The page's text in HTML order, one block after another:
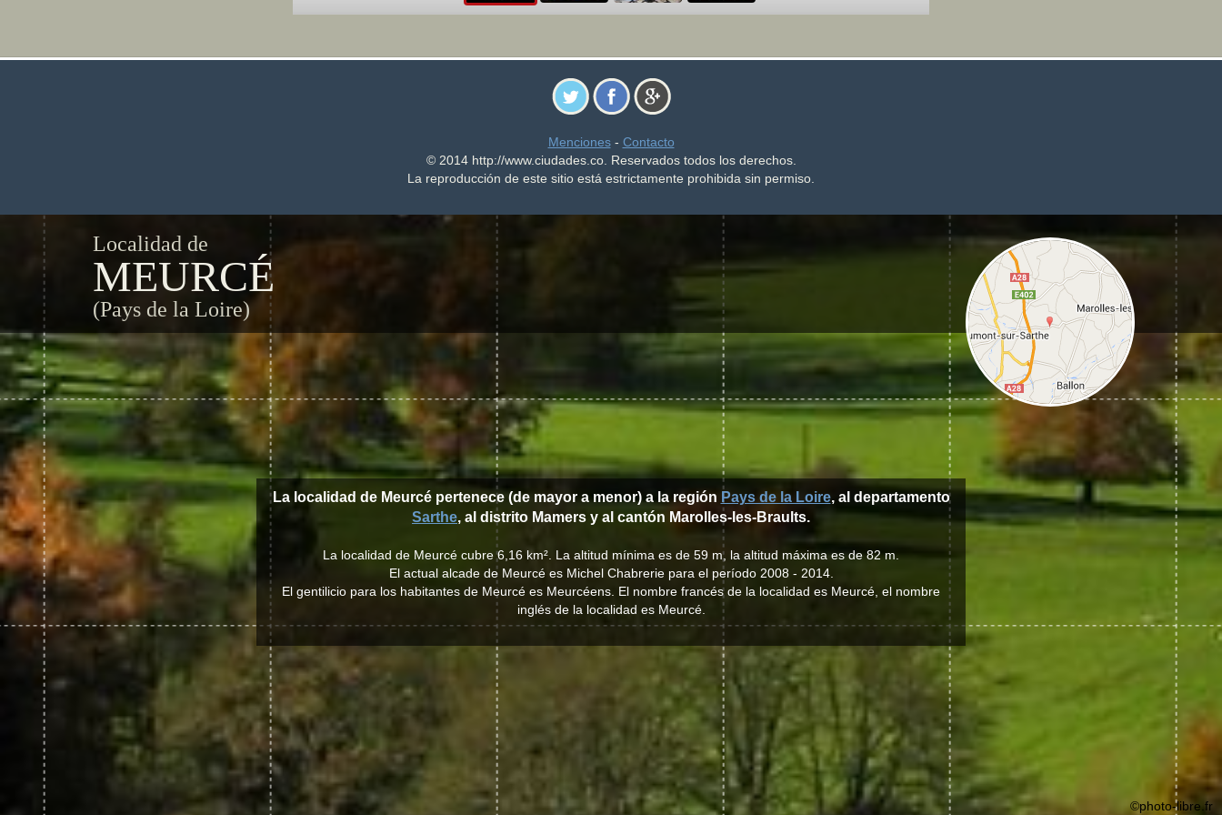
Menciones- Contacto
© 2014 http://www.ciudades.co. Reservados todos los derechos.
La reproducción de este sitio está estrictamente prohibida sin permiso.
Localidad de
MEURCÉ
(Pays de la Loire)
La localidad de Meurcé pertenece (de mayor a menor) a la región Pays de la Loire, al departamento
Sarthe, al distrito Mamers y al cantón Marolles-les-Braults.
La localidad de Meurcé cubre 6,16 km². La altitud mínima es de 59 m, la altitud máxima es de 82 m.
El actual alcade de Meurcé es Michel Chabrerie para el período 2008 - 2014.
El gentilicio para los habitantes de Meurcé es Meurcéens. El nombre francés de la localidad es Meurcé, el nombre
inglés de la localidad es Meurcé.
©photo-libre.fr